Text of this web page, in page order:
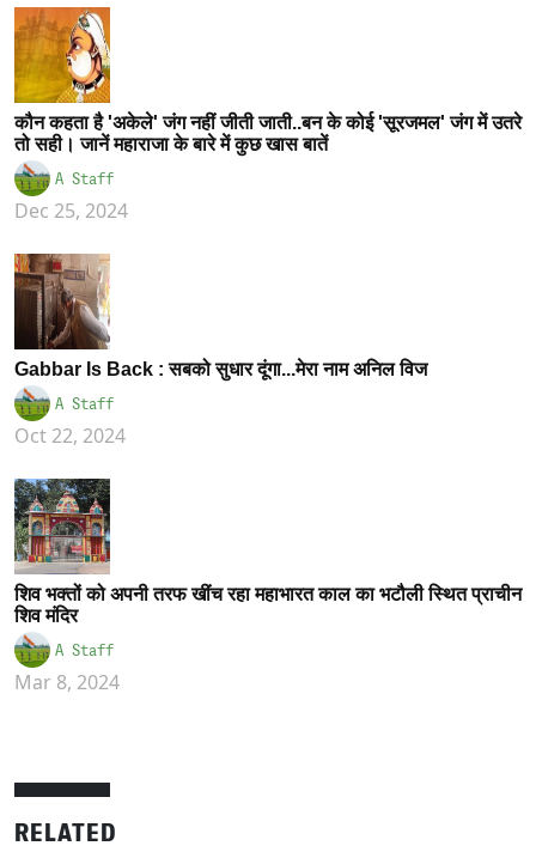
कौन कहता है 'अकेले' जंग नहीं जीती जाती..बन के कोई 'सूरजमल' जंग में उतरे
तो सही। जानें महाराजा के बारे में कुछ खास बातें
A Staff
Dec 25, 2024
Gabbar Is Back : सबको सुधार दूंगा...मेरा नाम अनिल विज
A Staff
Oct 22, 2024
शिव भक्तों को अपनी तरफ खींच रहा महाभारत काल का भटौली स्थित प्राचीन
शिव मंदिर
A Staff
Mar 8, 2024
RELATED